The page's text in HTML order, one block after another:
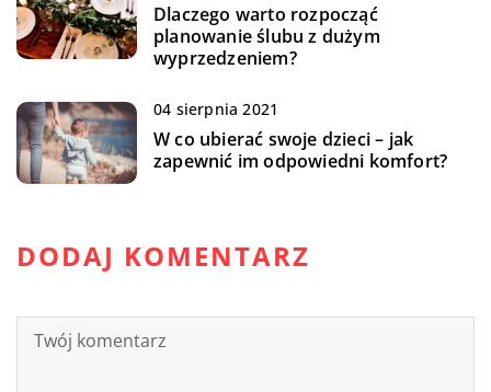
Dlaczego warto rozpocząć
planowanie ślubu z dużym
wyprzedzeniem?
04 sierpnia 2021
W co ubierać swoje dzieci – jak
zapewnić im odpowiedni komfort?
DODAJ KOMENTARZ